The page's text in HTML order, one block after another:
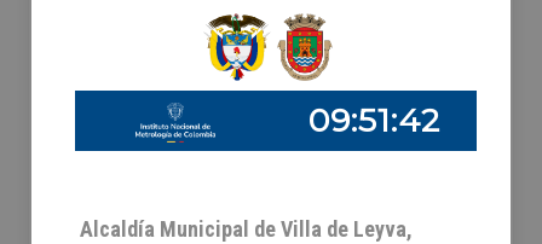
Alcaldía Municipal de Villa de Leyva,